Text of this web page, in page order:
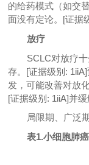
的给药模式（如交
面没有定论。[证据
放疗
SCLC对放疗
存。[证据级别:
发，可能改善对放
[证据级别: 1iiA]并
局限期、广泛
表1.小细胞肺